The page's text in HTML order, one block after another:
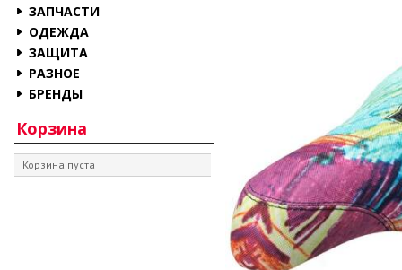
ЗАПЧАСТИ
ОДЕЖДА
ЗАЩИТА
РАЗНОЕ
БРЕНДЫ
Корзина
Корзина пуста